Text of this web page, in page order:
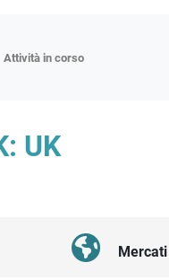
Attività in corso
Fiere
Workshop
Focus settoriali
UK